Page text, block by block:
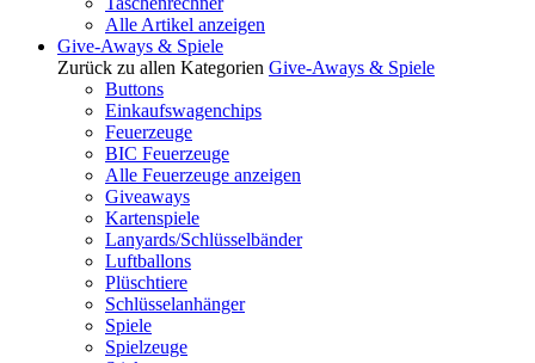
Alle Artikel anzeigen
Give-Aways & Spiele
Zurück zu allen Kategorien Give-Aways & Spiele
Buttons
Einkaufswagenchips
Feuerzeuge
BIC Feuerzeuge
Alle Feuerzeuge anzeigen
Giveaways
Kartenspiele
Lanyards/Schlüsselbänder
Luftballons
Plüschtiere
Schlüsselanhänger
Spiele
Spielzeuge